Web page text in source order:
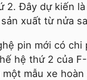
2. Đây dự kiến
xuất từ nửa
pin mới có chi
hệ thứ 2 của
mẫu xe hoàn